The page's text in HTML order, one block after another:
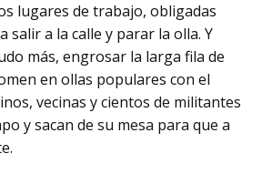
lugares de trabajo, obligadas
salir a la calle y parar la olla. Y
más, engrosar la larga fila de
en ollas populares con el
vecinas y cientos de militantes
y sacan de su mesa para que a